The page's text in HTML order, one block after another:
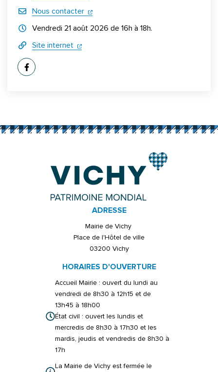
Nous contacter
(ouverture dans un nouvel onglet)
Horraires d'ouverture
Vendredi 21 août 2026 de 16h à 18h.
Site internet (ouverture dans un nouvel onglet)
(ouverture dans un nouvel onglet)
ADRESSE
Mairie de Vichy
Place de l'Hôtel de ville
03200 Vichy
HORAIRES D'OUVERTURE
Accueil Mairie : ouvert du lundi au
vendredi de 8h30 à 12h15 et de
13h45 à 18h00
État civil : ouvert les lundis et
mercredis de 8h30 à 17h30 et les
mardis, jeudis et vendredis de 8h30 à
17h
La Mairie de Vichy est fermée le